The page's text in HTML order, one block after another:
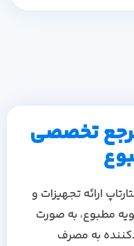
تخصصی
ارائه تجهیزات و
به صورت
به مصرف